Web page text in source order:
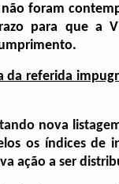
foram
para que a
da referida
nova
os índices de
ação a ser